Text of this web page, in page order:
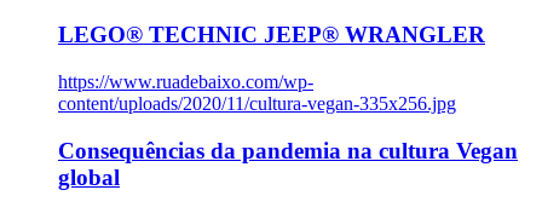
LEGO® TECHNIC JEEP® WRANGLER
https://www.ruadebaixo.com/wp-
content/uploads/2020/11/cultura-vegan-335x256.jpg
Consequências da pandemia na cultura Vegan
global